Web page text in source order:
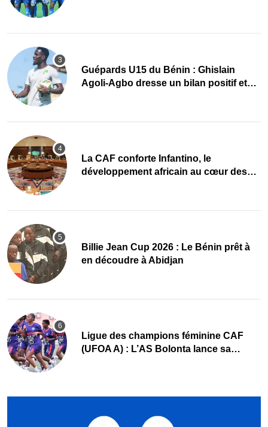
Guépards U15 du Bénin : Ghislain
Agoli-Agbo dresse un bilan positif et
La CAF conforte Infantino, le
développement africain au cœur des
Billie Jean Cup 2026 : Le Bénin prêt à
en découdre à Abidjan
Ligue des champions féminine CAF
(UFOA A) : L’AS Bolonta lance sa